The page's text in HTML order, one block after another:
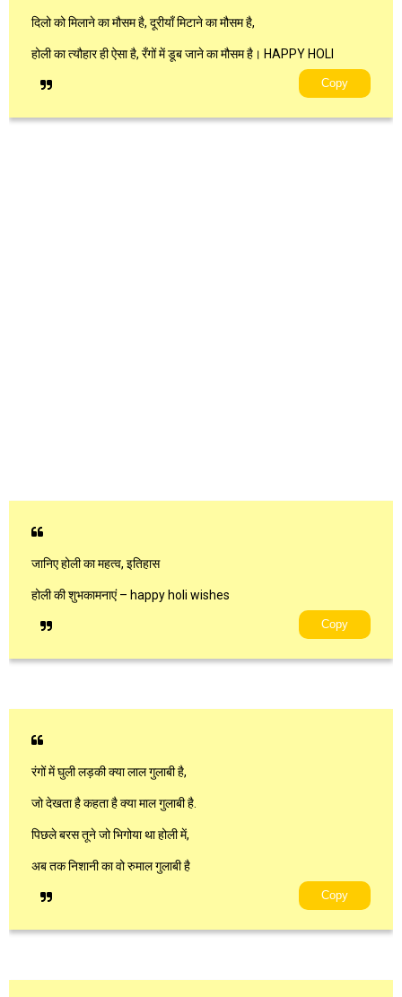
दिलो को मिलाने का मौसम है, दूरीयाँ मिटाने का मौसम है,
होली का त्यौहार ही ऐसा है, रँगों में डूब जाने का मौसम है। HAPPY HOLI
Copy
जानिए होली का महत्व, इतिहास
होली की शुभकामनाएं – happy holi wishes
Copy
रंगों में घुली लड़की क्या लाल गुलाबी है,
जो देखता है कहता है क्या माल गुलाबी है.
पिछले बरस तूने जो भिगोया था होली में,
अब तक निशानी का वो रुमाल गुलाबी है
Copy